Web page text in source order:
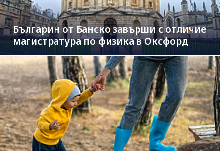
Българин от Банско завърши с отличие
магистратура по физика в Оксфорд